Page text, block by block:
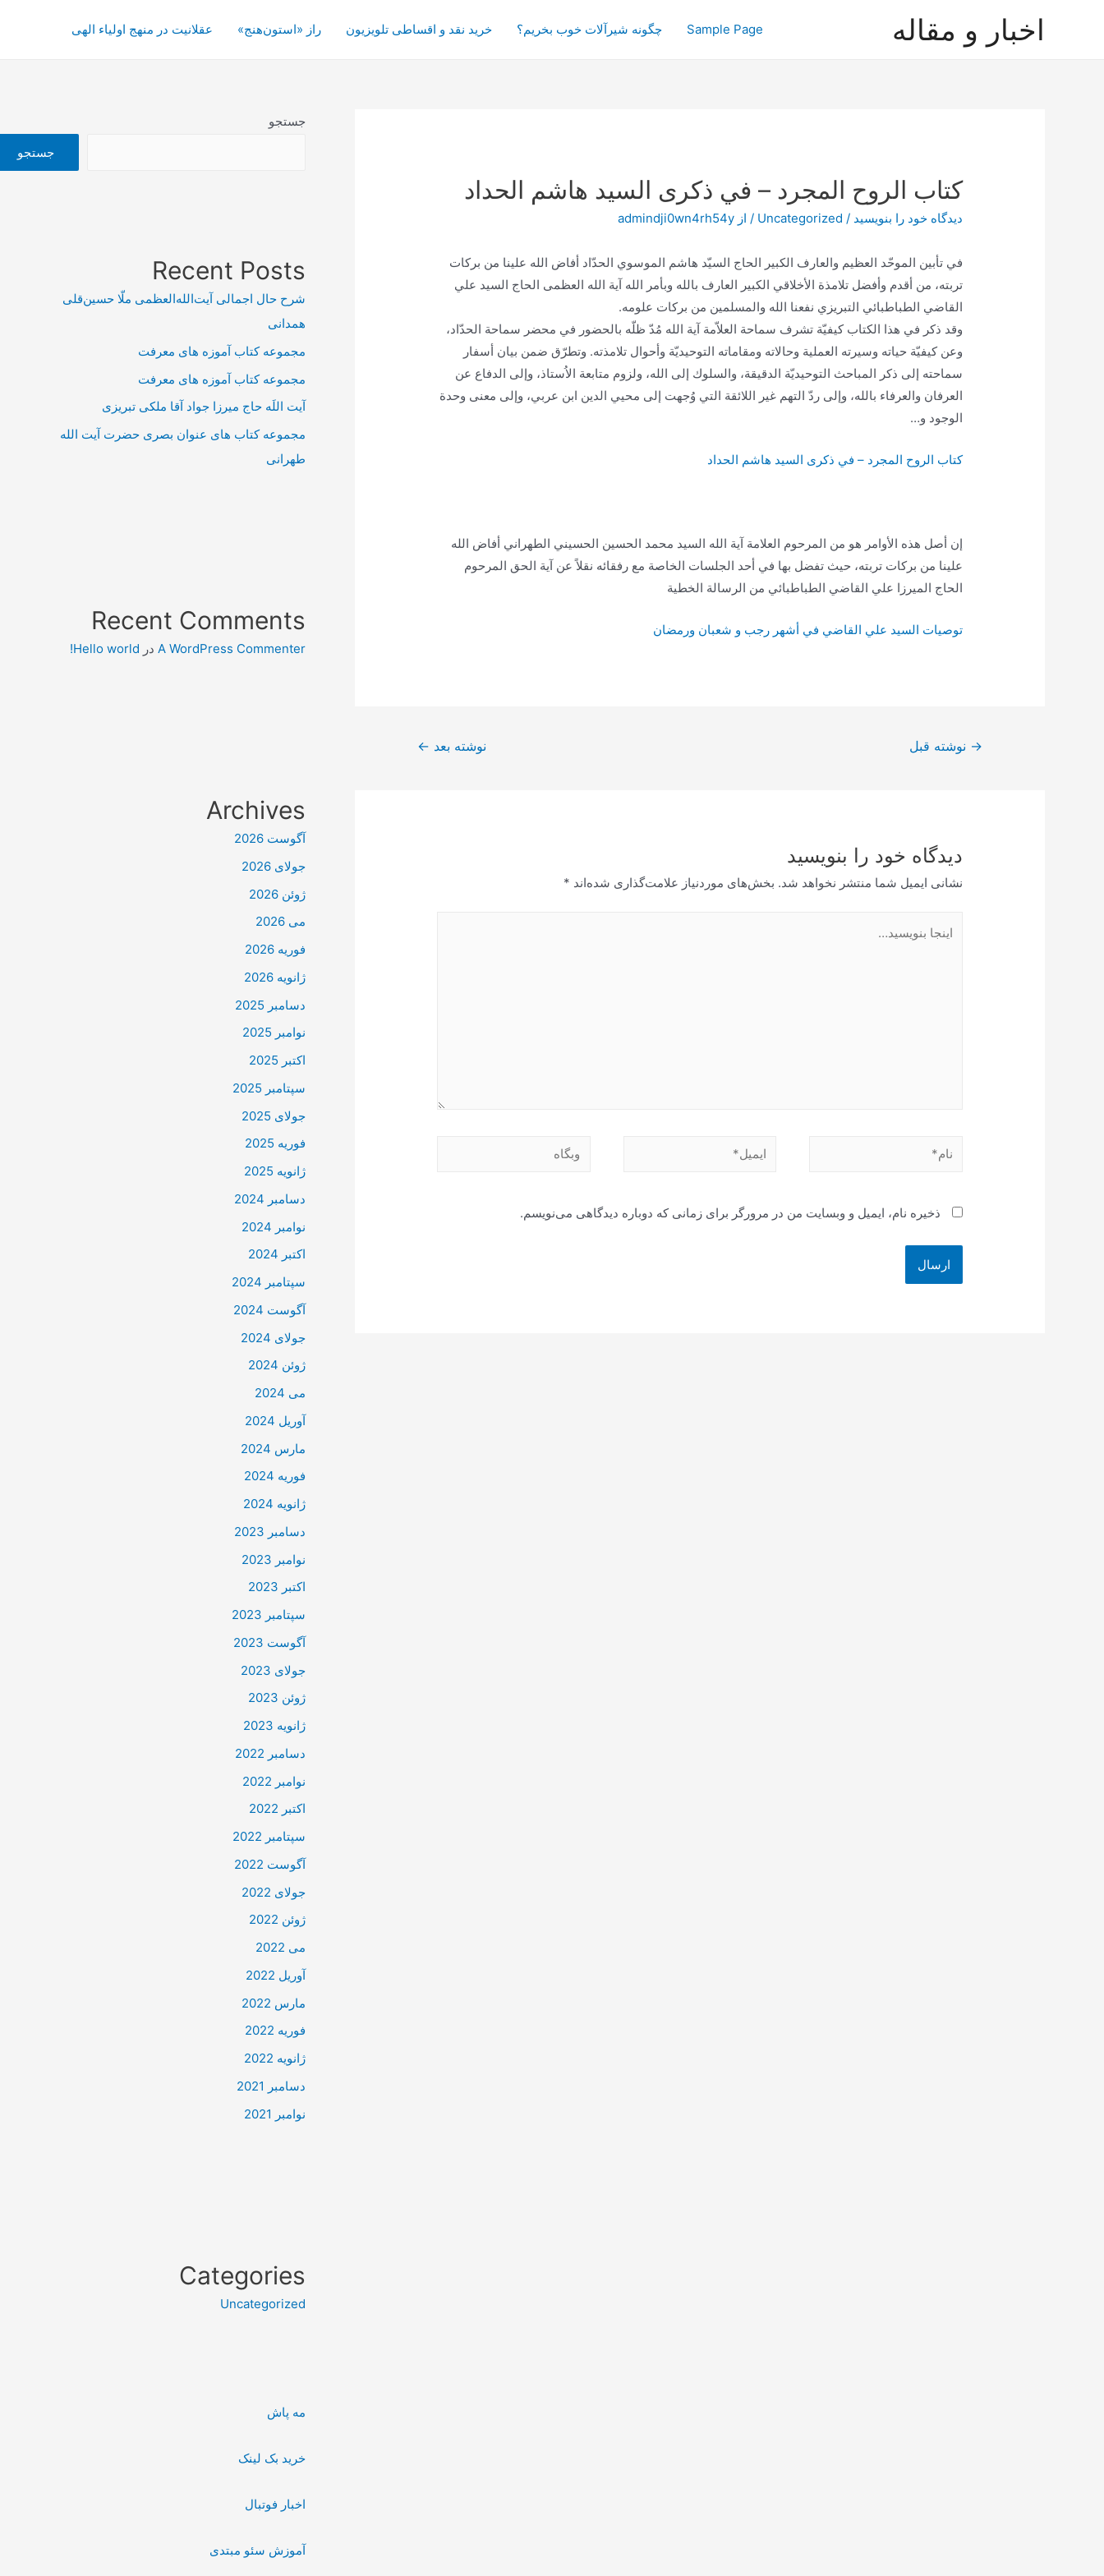
اخبار و مقاله Sample Page چگونه شیرآلات خوب بخریم؟ خرید نقد و اقساطی تلویزیون راز «استون‌هنج» عقلانیت در منهج اولیاء الهی
كتاب الروح المجرد – في ذكرى السيد هاشم الحداد
دیدگاه‌ خود را بنویسید /
Uncategorized / از admindji0wn4rh54y
في تأبين الموحّد العظيم والعارف الكبير الحاج السيّد هاشم الموسوي الحدّاد أفاض الله علينا من بركات
تربته، من أقدم وأفضل تلامذة الأخلاقي الكبير العارف بالله وبأمر الله آية الله العظمى الحاج السيد علي
القاضي الطباطبائي التبريزي نفعنا الله والمسلمين من بركات علومه.
وقد ذكر في هذا الكتاب كيفيّة تشرف سماحة العلاّمة آية الله مُدّ ظلّه بالحضور في محضر سماحة الحدّاد،
وعن كيفيّة حياته وسيرته العملية وحالاته ومقاماته التوحيديّة وأحوال تلامذته. وتطرّق ضمن بيان أسفار
سماحته إلى ذكر المباحث التوحيديّة الدقيقة، والسلوك إلى الله، ولزوم متابعة الاُستاذ، وإلى الدفاع عن
العرفان والعرفاء بالله، وإلى ردّ التهم غير اللائقة التي وُجهت إلى محيي الدين ابن عربي، وإلى معنى وحدة
الوجود و…
كتاب الروح المجرد – في ذكرى السيد هاشم الحداد
إن أصل هذه الأوامر هو من المرحوم العلامة آية الله السيد محمد الحسين الحسيني الطهراني أفاض الله
علينا من بركات تربته، حيث تفضل بها في أحد الجلسات الخاصة مع رفقائه نقلاً عن آية الحق المرحوم
الحاج الميرزا علي القاضي الطباطبائي من الرسالة الخطية
توصيات السيد علي القاضي في أشهر رجب و شعبان ورمضان
→ نوشته قبل نوشته بعد ←
دیدگاه‌ خود را بنویسید
نشانی ایمیل شما منتشر نخواهد شد. بخش‌های موردنیاز علامت‌گذاری شده‌اند *
بنویسید…
نام* ایمیل* وبگاه
ذخیره نام، ایمیل و وبسایت من در مرورگر برای زمانی که دوباره دیدگاهی می‌نویسم.
جستجو
جستجو
Recent Posts
شرح حال اجمالی آیت‌الله‌العظمی ملّا حسین‌قلی
همدانی
مجموعه کتاب آموزه های معرفت
مجموعه کتاب آموزه های معرفت
آیت اللَه حاج میرزا جواد آقا ملکی تبریزی
مجموعه کتاب های عنوان بصری حضرت آیت الله
طهرانی
Recent Comments
A WordPress Commenter در Hello world!
Archives
آگوست 2026
جولای 2026
ژوئن 2026
می 2026
فوریه 2026
ژانویه 2026
دسامبر 2025
نوامبر 2025
اکتبر 2025
سپتامبر 2025
جولای 2025
فوریه 2025
ژانویه 2025
دسامبر 2024
نوامبر 2024
اکتبر 2024
سپتامبر 2024
آگوست 2024
جولای 2024
ژوئن 2024
می 2024
آوریل 2024
مارس 2024
فوریه 2024
ژانویه 2024
دسامبر 2023
نوامبر 2023
اکتبر 2023
سپتامبر 2023
آگوست 2023
جولای 2023
ژوئن 2023
ژانویه 2023
دسامبر 2022
نوامبر 2022
اکتبر 2022
سپتامبر 2022
آگوست 2022
جولای 2022
ژوئن 2022
می 2022
آوریل 2022
مارس 2022
فوریه 2022
ژانویه 2022
دسامبر 2021
نوامبر 2021
Categories
Uncategorized
مه پاش
خرید بک لینک
اخبار فوتبال
آموزش سئو مبتدی